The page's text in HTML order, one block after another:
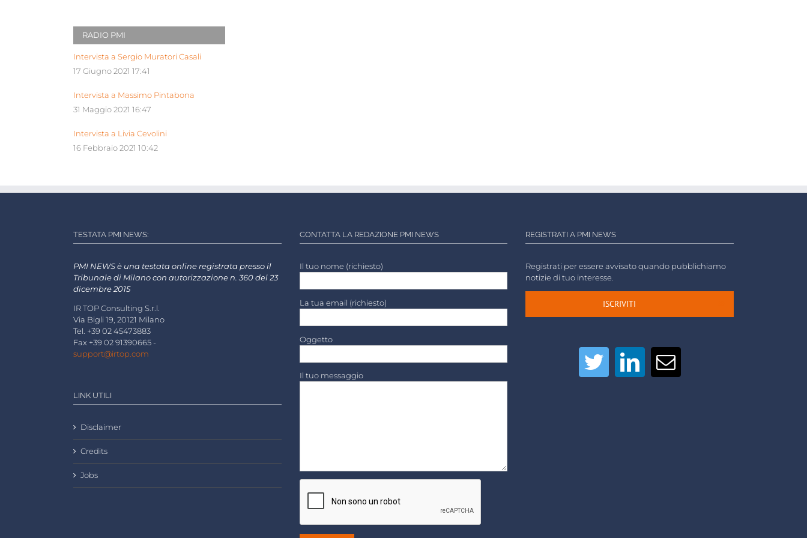
RADIO PMI
Intervista a Sergio Muratori Casali
17 Giugno 2021 17:41
Intervista a Massimo Pintabona
31 Maggio 2021 16:47
Intervista a Livia Cevolini
16 Febbraio 2021 10:42
TESTATA PMI NEWS:
PMI NEWS è una testata online registrata presso il
Tribunale di Milano con autorizzazione n. 360 del 23
dicembre 2015
IR TOP Consulting S.r.l.
Via Bigli 19, 20121 Milano
Tel. +39 02 45473883
Fax +39 02 91390665 -
support@irtop.com
LINK UTILI
Disclaimer
Credits
Jobs
CONTATTA LA REDAZIONE PMI NEWS
Il tuo nome (richiesto)
La tua email (richiesto)
Oggetto
Il tuo messaggio
REGISTRATI A PMI NEWS
Registrati per essere avvisato quando pubblichiamo
notizie di tuo interesse.
ISCRIVITI